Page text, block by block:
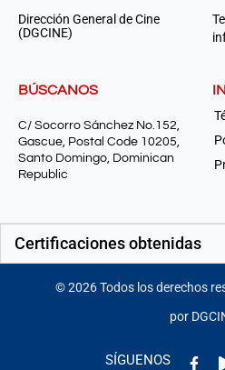
Dirección General de Cine
(DGCINE)
BÚSCANOS
C/ Socorro Sánchez No.152,
Gascue, Postal Code 10205,
Santo Domingo, Dominican
Republic
Certificaciones obtenidas
©2026Todos los derechos
por
SÍGUENOS